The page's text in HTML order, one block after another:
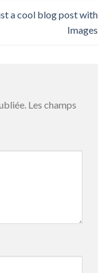
a cool blog post with
Images
Les champs